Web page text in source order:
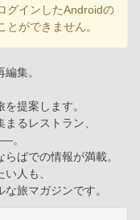
グインしたAndroidの
ができません。
集。
提案します。
るレストラン、
。
ばでの情報が満載。
人も、
旅マガジンです。